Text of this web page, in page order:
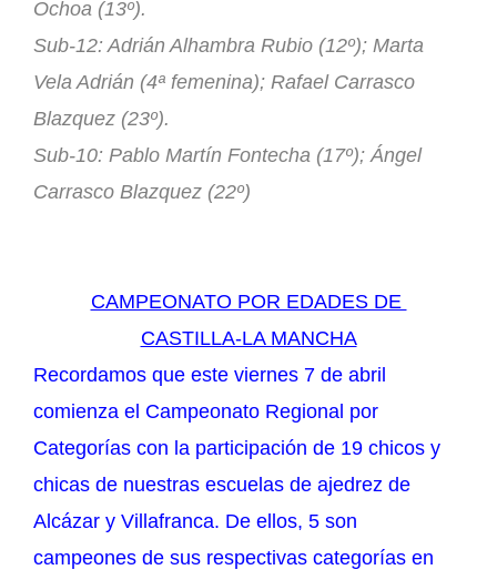
Ochoa (13º).
Sub-12: Adrián Alhambra Rubio (12º); Marta
Vela Adrián (4ª femenina); Rafael Carrasco
Blazquez (23º).
Sub-10: Pablo Martín Fontecha (17º); Ángel
Carrasco Blazquez (22º)
CAMPEONATO POR EDADES DE
CASTILLA-LA MANCHA
Recordamos que este viernes 7 de abril
comienza el Campeonato Regional por
Categorías con la participación de 19 chicos y
chicas de nuestras escuelas de ajedrez de
Alcázar y Villafranca. De ellos, 5 son
campeones de sus respectivas categorías en